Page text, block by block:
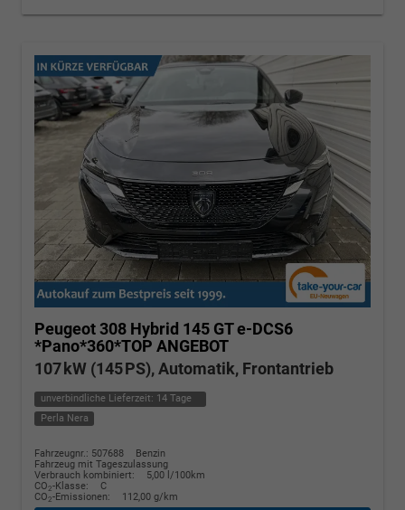
Peugeot 308 Hybrid 145 GT e-DCS6
*Pano*360*TOP ANGEBOT
107 kW (145 PS), Automatik, Frontantrieb
unverbindliche Lieferzeit: 14 Tage
Perla Nera
Fahrzeugnr.: 507688
Benzin
Fahrzeug mit Tageszulassung
Verbrauch kombiniert:
5,00 l/100km
CO2-Klasse:
C
CO2-Emissionen: 112,00 g/km